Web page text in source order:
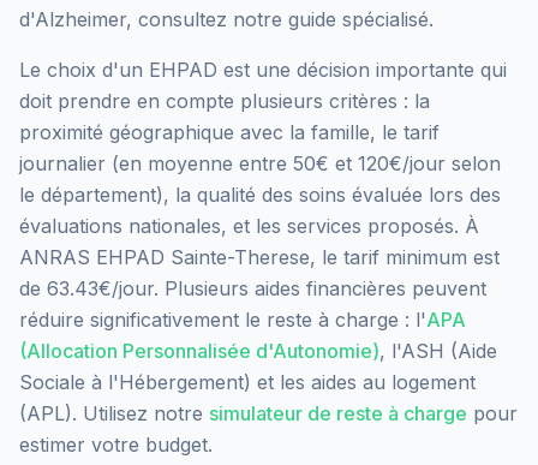
d'Alzheimer, consultez notre guide spécialisé.
Le choix d'un EHPAD est une décision importante qui
doit prendre en compte plusieurs critères : la
proximité géographique avec la famille, le tarif
journalier (en moyenne entre 50€ et 120€/jour selon
le département), la qualité des soins évaluée lors des
évaluations nationales, et les services proposés. À
ANRAS EHPAD Sainte-Therese, le tarif minimum est
de 63.43€/jour. Plusieurs aides financières peuvent
réduire significativement le reste à charge : l'APA
(Allocation Personnalisée d'Autonomie), l'ASH (Aide
Sociale à l'Hébergement) et les aides au logement
(APL). Utilisez notre simulateur de reste à charge pour
estimer votre budget.